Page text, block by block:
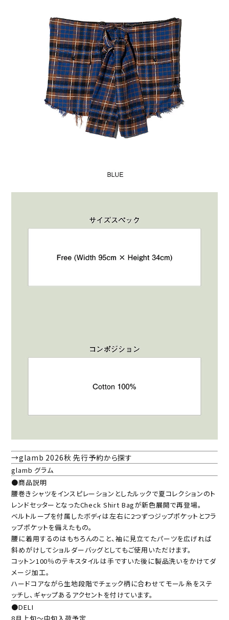
→glamb 2026秋 先行予約から探す
glamb グラム
●商品説明
腰巻きシャツをインスピレーションとしたルックで夏コレクションのト
レンドセッターとなったCheck Shirt Bagが新色展開で再登場。
ベルトループを付属したボディは左右に2つずつジップポケットとフラ
ップポケットを備えたもの。
腰に着用するのはもちろんのこと、袖に見立てたパーツを広げれば
斜めがけしてショルダーバッグとしてもご使用いただけます。
コットン100％のテキスタイルは手ですいた後に製品洗いをかけてダ
メージ加工。
ハードコアながら生地段階でチェック柄に合わせてモール糸をステ
ッチし、ギャップあるアクセントを付けています。
●DELI